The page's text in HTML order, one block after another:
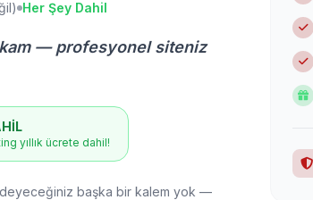
Her Şey Dahil
— profesyonel siteniz
yıllık ücrete dahil!
başka bir kalem yok —